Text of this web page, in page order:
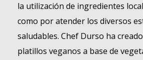
la utilización de ingredientes
como por atender los diversos
saludables. Chef Durso ha
platillos veganos a base de